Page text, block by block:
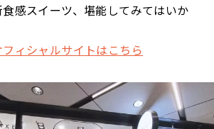
感スイーツ、堪能してみてはいか
ィシャルサイトはこちら